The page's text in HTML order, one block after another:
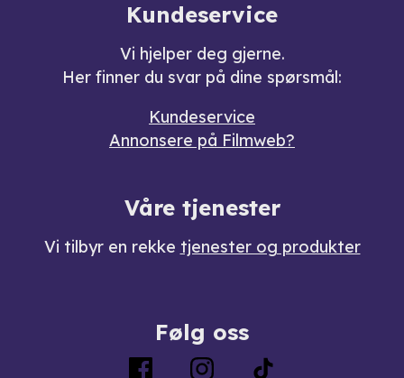
Kundeservice
Vi hjelper deg gjerne.
Her finner du svar på dine spørsmål:
Kundeservice
Annonsere på Filmweb?
Våre tjenester
Vi tilbyr en rekke tjenester og produkter
Følg oss